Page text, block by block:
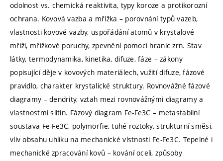
odolnost vs. chemická reaktivita, typy koroze a protikorozní
ochrana. Kovová vazba a mřížka – porovnání typů vazeb,
vlastnosti kovové vazby, uspořádání atomů v krystalové
mříži, mřížkové poruchy, zpevnění pomocí hranic zrn. Stav
látky, termodynamika, kinetika, difuze, fáze – zákony
popisující děje v kovových materiálech, vužití difuze, fázové
pravidlo, charakter krystalické struktury. Rovnovážné fázové
diagramy – dendrity, vztah mezi rovnovážnými diagramy a
vlastnostmi slitin. Fázový diagram Fe-Fe3C – metastabilní
soustava Fe-Fe3C, polymorfie, tuhé roztoky, strukturní směsi,
vliv obsahu uhlíku na mechanické vlstnosti Fe-Fe3C. Tepelné i
mechanické zpracování kovů – kování oceli, způsoby